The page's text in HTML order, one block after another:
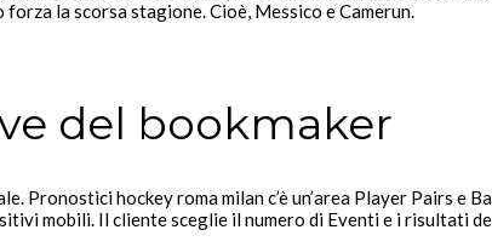
la scorsa stagione. Cioè, Messico e Camerun.
del bookmaker
hockey roma milan c’è un’area Player Pairs e
mobili. Il cliente sceglie il numero di Eventi e i risultati